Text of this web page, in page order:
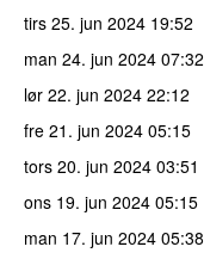
tirs 25. jun 2024 19:52
man 24. jun 2024 07:32
lør 22. jun 2024 22:12
fre 21. jun 2024 05:15
tors 20. jun 2024 03:51
ons 19. jun 2024 05:15
man 17. jun 2024 05:38